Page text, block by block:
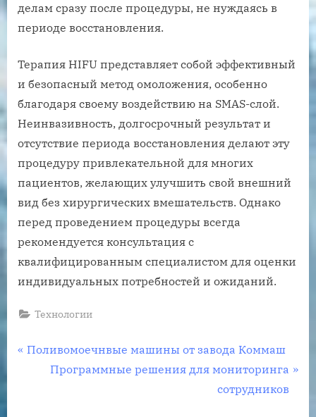
делам сразу после процедуры, не нуждаясь в
периоде восстановления.
Терапия HIFU представляет собой эффективный
и безопасный метод омоложения, особенно
благодаря своему воздействию на SMAS-слой.
Неинвазивность, долгосрочный результат и
отсутствие периода восстановления делают эту
процедуру привлекательной для многих
пациентов, желающих улучшить свой внешний
вид без хирургических вмешательств. Однако
перед проведением процедуры всегда
рекомендуется консультация с
квалифицированным специалистом для оценки
индивидуальных потребностей и ожиданий.
Технологии
Навигация
P
Поливомоечнвые машины от завода Коммаш
N
Программные решения для мониторинга
сотрудников